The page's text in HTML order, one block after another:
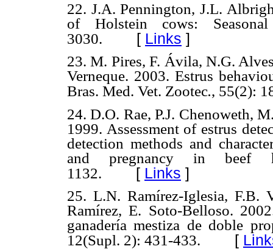
22. J.A. Pennington, J.L.
of Holstein cows:
3030. [ Links ]
23. M. Pires, F. Ávila, N.G.
Verneque. 2003. Estrus
Bras. Med. Vet. Zootec., 55(2):
24. D.O. Rae, P.J. Chenoweth,
1999. Assessment of estrus
detection methods and
and pregnancy in beef
1132. [ Links ]
25. L.N. Ramírez-Iglesia, F.B.
Ramírez, E. Soto-Belloso.
ganadería mestiza de doble
12(Supl. 2): 431-433. [